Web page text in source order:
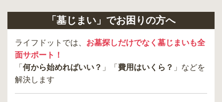
「墓じまい」でお困りの方へ
ライフドットでは、 お墓探しだけでなく墓じまいも全
面サポート！
「 何から始めればいい？ 」「 費用はいくら？ 」などを
解決します